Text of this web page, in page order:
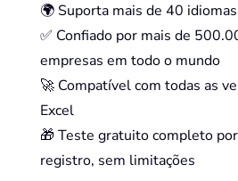
🌍 Suporta mais de 40
✅ Confiado por mais de
empresas em todo o mundo
🚀 Compatível com todas as
Excel
🎁 Teste gratuito completo
registro, sem limitações